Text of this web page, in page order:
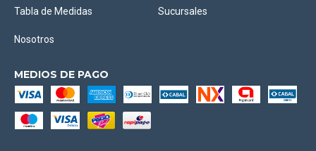
Tabla de Medidas Sucursales
Nosotros
MEDIOS DE PAGO